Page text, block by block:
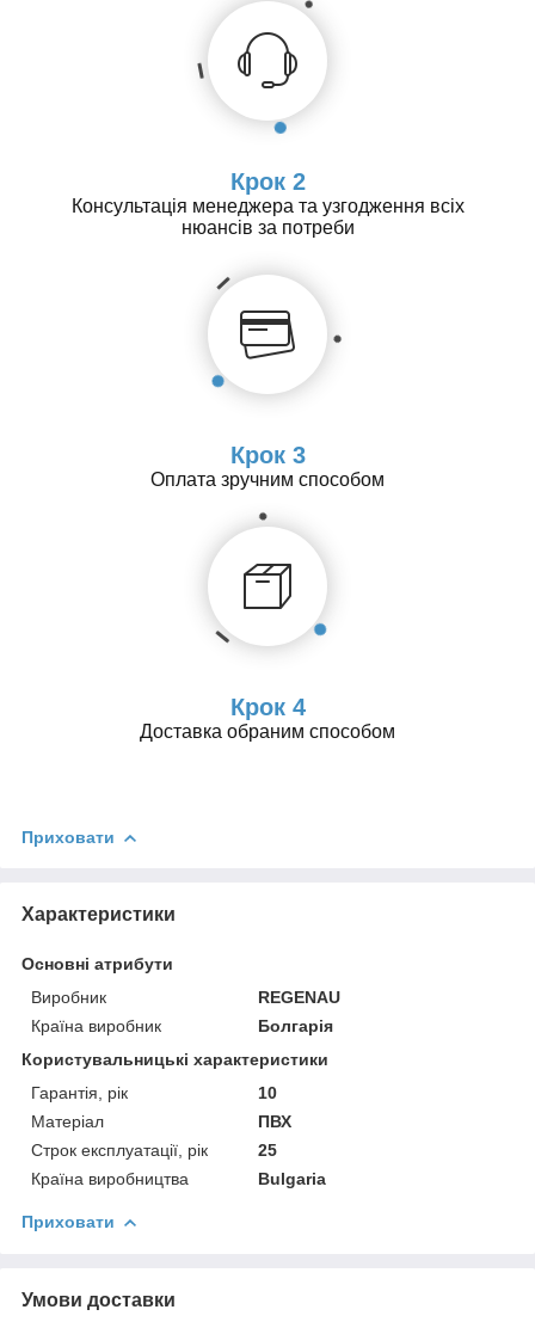
Крок 2
Консультація менеджера та узгодження всіх
нюансів за потреби
Крок 3
Оплата зручним способом
Крок 4
Доставка обраним способом
Приховати
Характеристики
Основні атрибути
Виробник
REGENAU
Країна виробник
Болгарія
Користувальницькі характеристики
Гарантія, рік
10
Матеріал
ПВХ
Строк експлуатації, рік
25
Країна виробництва
Bulgaria
Приховати
Умови доставки